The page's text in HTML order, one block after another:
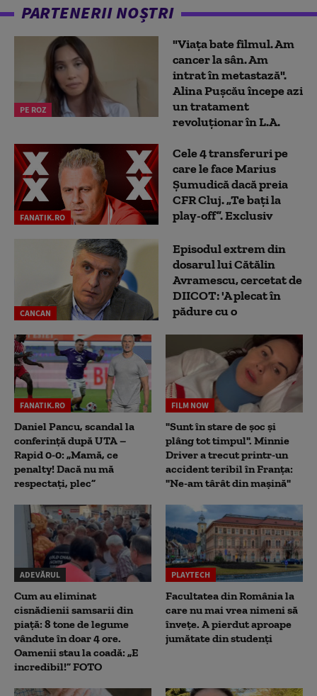
PARTENERII NOȘTRI
PE ROZ
"Viața bate filmul. Am
cancer la sân. Am
intrat în metastază".
Alina Pușcău începe azi
un tratament
revoluționar în L.A.
FANATIK.RO
Cele 4 transferuri pe
care le face Marius
Șumudică dacă preia
CFR Cluj. „Te bați la
play-off”. Exclusiv
CANCAN
Episodul extrem din
dosarul lui Cătălin
Avramescu, cercetat de
DIICOT: 'A plecat în
pădure cu o
FANATIK.RO
Daniel Pancu, scandal la
conferință după UTA –
Rapid 0-0: „Mamă, ce
penalty! Dacă nu mă
respectați, plec”
FILM NOW
"Sunt în stare de șoc și
plâng tot timpul". Minnie
Driver a trecut printr-un
accident teribil în Franța:
"Ne-am târât din mașină"
ADEVĂRUL
Cum au eliminat
cisnădienii samsarii din
piață: 8 tone de legume
vândute în doar 4 ore.
Oamenii stau la coadă: „E
incredibil!” FOTO
PLAYTECH
Facultatea din România la
care nu mai vrea nimeni să
înveţe. A pierdut aproape
jumătate din studenţi